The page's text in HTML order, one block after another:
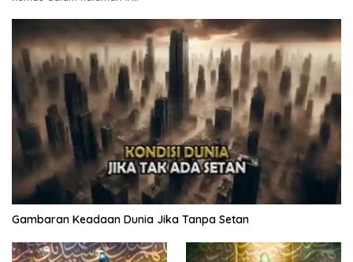
Gambaran Keadaan Dunia Jika Tanpa Setan